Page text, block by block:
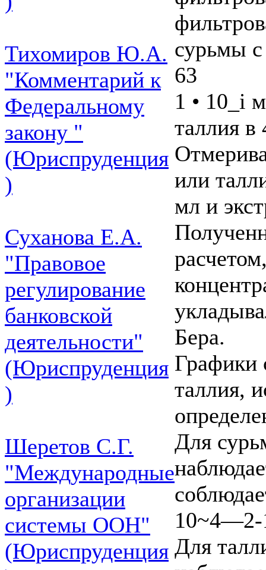
Тихомиров Ю.А.
"Комментарий к
Федеральному
закону "
(Юриспруденция
)
Суханова Е.А.
"Правовое
регулирование
банковской
деятельности"
(Юриспруденция
)
Шеретов С.Г.
"Международные
организации
системы ООН"
(Юриспруденция
сурьмы
63
1 • 10_i
таллия в
или
мл и
Бера.
Графики
таллия,
Для
10~4—2-
Для